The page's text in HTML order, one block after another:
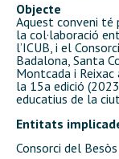
Objecte
Aquest conveni té
la col·laboració
l’ICUB, i el
Badalona, Santa
Montcada i Reixac
la 15a edició
educatius de la
Entitats
Consorci del Besòs